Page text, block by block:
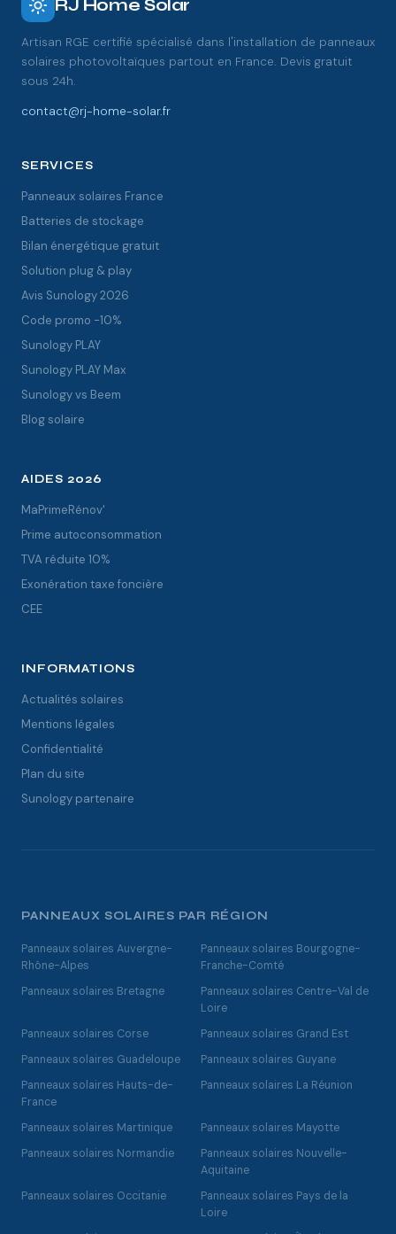
RJ Home Solar
Artisan RGE certifié spécialisé dans l'installation de panneaux
solaires photovoltaïques partout en France. Devis gratuit
sous 24h.
contact@rj-home-solar.fr
SERVICES
Panneaux solaires France
Batteries de stockage
Bilan énergétique gratuit
Solution plug & play
Avis Sunology 2026
Code promo -10%
Sunology PLAY
Sunology PLAY Max
Sunology vs Beem
Blog solaire
AIDES 2026
MaPrimeRénov'
Prime autoconsommation
TVA réduite 10%
Exonération taxe foncière
CEE
INFORMATIONS
Actualités solaires
Mentions légales
Confidentialité
Plan du site
Sunology partenaire
PANNEAUX SOLAIRES PAR RÉGION
Panneaux solaires Auvergne-
Rhône-Alpes
Panneaux solaires Bourgogne-
Franche-Comté
Panneaux solaires Bretagne
Panneaux solaires Centre-Val de
Loire
Panneaux solaires Corse
Panneaux solaires Grand Est
Panneaux solaires Guadeloupe
Panneaux solaires Guyane
Panneaux solaires Hauts-de-
France
Panneaux solaires La Réunion
Panneaux solaires Martinique
Panneaux solaires Mayotte
Panneaux solaires Normandie
Panneaux solaires Nouvelle-
Aquitaine
Panneaux solaires Occitanie
Panneaux solaires Pays de la
Loire